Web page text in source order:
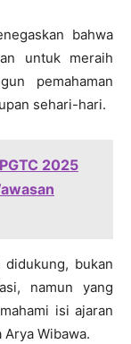
bahwa
untuk meraih
pemahaman
sehari-hari.
2025
bukan
namun yang
isi ajaran
Wibawa.